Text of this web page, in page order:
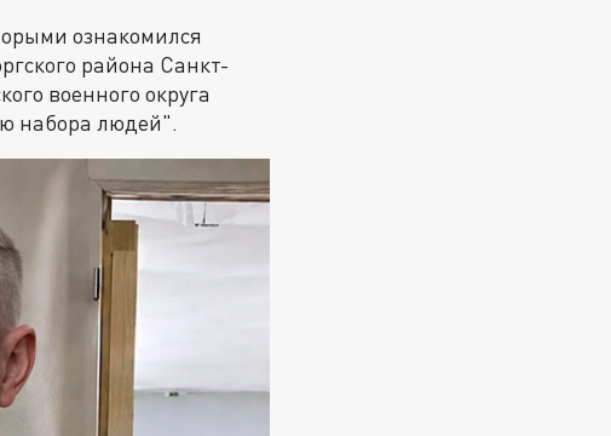
ознакомился
района Санкт-
военного округа
набора людей".